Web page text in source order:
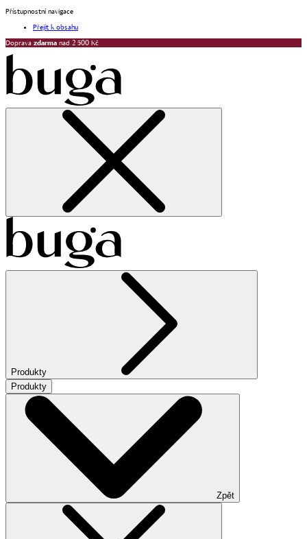
Přístupnostní navigace
Přejít k obsahu
Doprava zdarma nad 2 500 Kč
Produkty
Produkty
Zpět